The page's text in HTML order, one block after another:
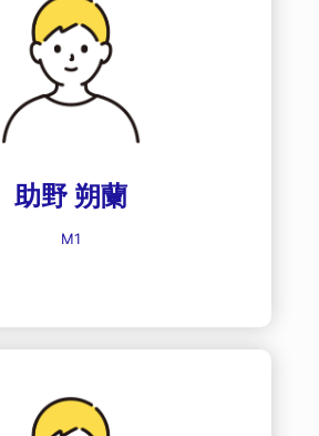
助野 朔蘭
M1